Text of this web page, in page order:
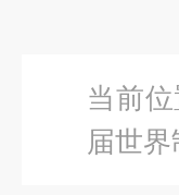
当前位
届世